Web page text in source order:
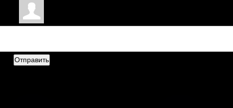
Отправить